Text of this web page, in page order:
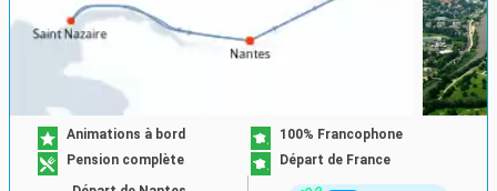
Animations à bord
100% Francophone
Pension complète
Départ de France